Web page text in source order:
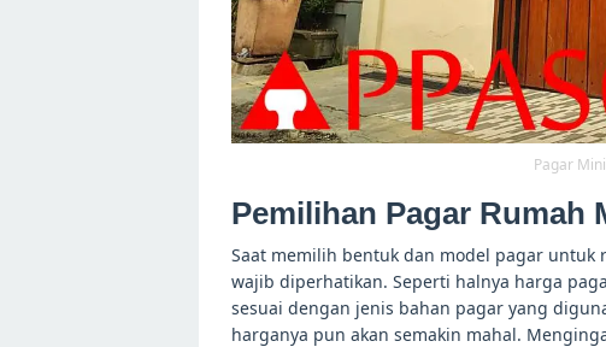
Pagar
Pemilihan Pagar Rumah
Saat memilih bentuk dan model pagar
wajib diperhatikan. Seperti halnya harga
sesuai dengan jenis bahan pagar yang
harganya pun akan semakin mahal.